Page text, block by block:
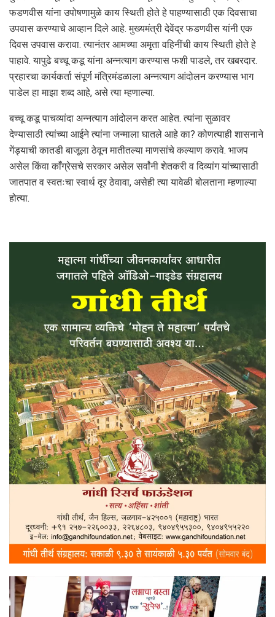
फडणवीस यांना उपोषणामुळे काय स्थिती होते हे पाहण्यासाठी एक दिवसाचा
उपवास करण्याचे आव्हान दिले आहे. मुख्यमंत्री देवेंद्र फडणवीस यांनी एक
दिवस उपवास करावा. त्यानंतर आमच्या अमृता वहिनींची काय स्थिती होते हे
पाहावे. यापुढे बच्चू कडू यांना अन्नत्याग करण्यास फशी पाडले, तर खबरदार.
प्रहारचा कार्यकर्ता संपूर्ण मंत्रिमंडळाला अन्नत्याग आंदोलन करण्यास भाग
पाडेल हा माझा शब्द आहे, असे त्या म्हणाल्या.
बच्चू कडू पाचव्यांदा अन्नत्याग आंदोलन करत आहेत. त्यांना सुळावर
देण्यासाठी त्यांच्या आईने त्यांना जन्माला घातले आहे का? कोणत्याही शासनाने
गेंड्याची कातडी बाजूला ठेवून मातीतल्या माणसांचे कल्याण करावे. भाजप
असेल किंवा काँग्रेसचे सरकार असेल सर्वांनी शेतकरी व दिव्यांग यांच्यासाठी
जातपात व स्वतःचा स्वार्थ दूर ठेवावा, असेही त्या यावेळी बोलताना म्हणाल्या
होत्या.